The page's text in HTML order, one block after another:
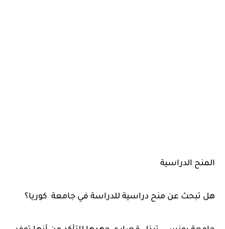
المنح الدراسية
هل تبحث عن منح دراسية للدراسة في جامعة كوريا؟